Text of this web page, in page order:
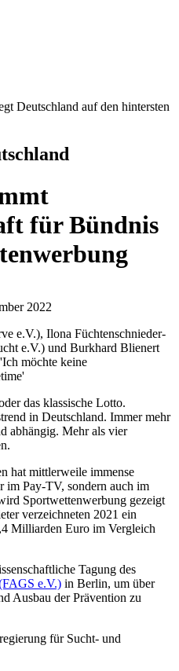
Deutschland auf den hintersten
für Bündnis
2022
das klassische Lotto.
in Deutschland. Immer mehr
abhängig. Mehr als vier
hat mittlerweile immense
im Pay-TV, sondern auch im
Sportwettenwerbung gezeigt
verzeichneten 2021 ein
Milliarden Euro im Vergleich
Tagung des
e.V.) in Berlin, um über
Ausbau der Prävention zu
für Sucht- und